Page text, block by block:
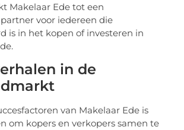
Makelaar Ede tot een
voor iedereen die
is in het kopen of investeren in
in de
van Makelaar Ede is
om kopers en verkopers samen te